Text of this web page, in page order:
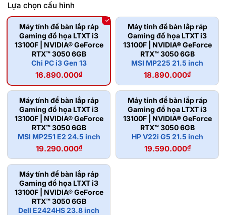
Lựa chọn cấu hình
Máy tính để bàn lắp ráp
Gaming đồ họa LTXT i3
13100F | NVIDIA® GeForce
RTX™ 3050 6GB
Chỉ PC i3 Gen 13
16.890.000₫
Máy tính để bàn lắp ráp
Gaming đồ họa LTXT i3
13100F | NVIDIA® GeForce
RTX™ 3050 6GB
MSI MP225 21.5 inch
18.890.000₫
Máy tính để bàn lắp ráp
Gaming đồ họa LTXT i3
13100F | NVIDIA® GeForce
RTX™ 3050 6GB
MSI MP251 E2 24.5 inch
19.290.000₫
Máy tính để bàn lắp ráp
Gaming đồ họa LTXT i3
13100F | NVIDIA® GeForce
RTX™ 3050 6GB
HP V22i G5 21.5 inch
19.590.000₫
Máy tính để bàn lắp ráp
Gaming đồ họa LTXT i3
13100F | NVIDIA® GeForce
RTX™ 3050 6GB
Dell E2424HS 23.8 inch